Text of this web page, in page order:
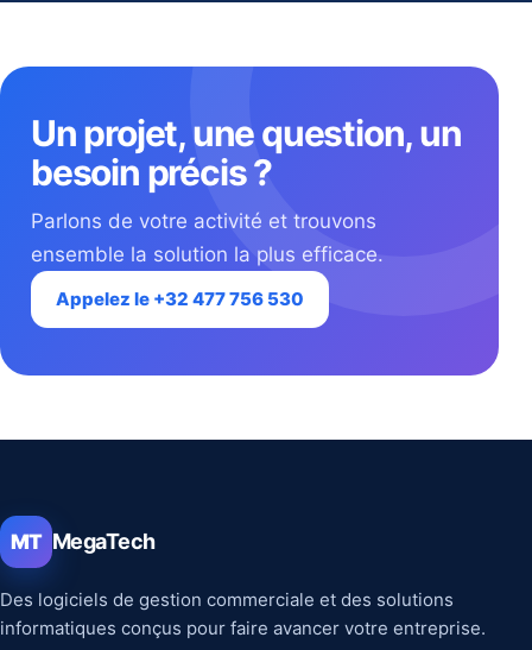
Un projet, une question, un
besoin précis ?
Parlons de votre activité et trouvons
ensemble la solution la plus efficace.
Appelez le +32 477 756 530
MT MegaTech
Des logiciels de gestion commerciale et des solutions
informatiques conçus pour faire avancer votre entreprise.